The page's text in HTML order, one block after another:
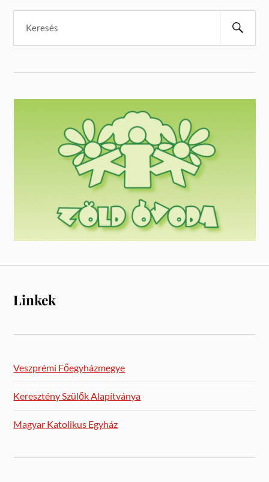
Linkek
Veszprémi Főegyházmegye
Keresztény Szülők Alapítványa
Magyar Katolikus Egyház